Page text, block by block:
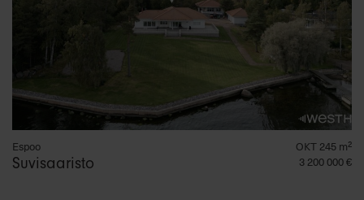
Espoo
Suvisaaristo
OKT 245 m²
3 200 000 €